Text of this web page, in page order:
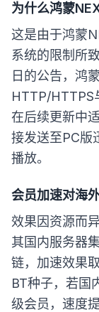
为什么鸿蒙
这是由于鸿蒙
系统的限制所
日的公告，鸿
HTTP/HTTPS
在后续更新中
接发送至PC版
播放。
会员加速对海
效果因资源而
其国内服务器
链，加速效果
BT种子，若国
级会员，速度